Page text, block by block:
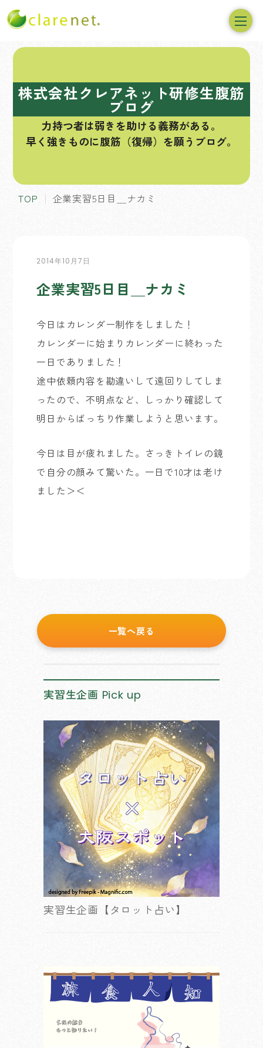
株式会社クレアネット研修生腹筋
ブログ
力持つ者は弱きを助ける義務がある。
早く強きものに腹筋（復帰）を願うブログ。
TOP 企業実習5日目＿ナカミ
2014年10月7日
企業実習5日目＿ナカミ
今日はカレンダー制作をしました！
カレンダーに始まりカレンダーに終わった
一日でありました！
途中依頼内容を勘違いして遠回りしてしま
ったので、不明点など、しっかり確認して
明日からばっちり作業しようと思います。
今日は目が疲れました。さっきトイレの鏡
で自分の顔みて驚いた。一日で10才は老け
ました＞＜
一覧へ戻る
実習生企画 Pick up
実習生企画【タロット占い】